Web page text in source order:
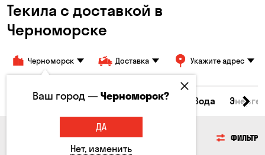
Текила с доставкой в
Черноморске
Черноморск Доставка Укажите адрес
и бренди Джин Текила Ром Вода
ФИЛЬТР
Ваш город —Черноморск?
ДА
Нет, изменить